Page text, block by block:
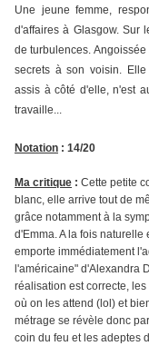
Une jeune femme,
d'affaires à Glasgow. Sur
de turbulences.
secrets à son voisin.
assis à côté d'elle, n'est
travaille...
Notation : 14/20
Ma critique : Cette petite
blanc, elle arrive tout de
grâce notamment à la
d'Emma. A la fois
emporte immédiatement
l'américaine" d'Alexandra
réalisation est correcte,
où on les attend (lol) et
métrage se révèle donc
coin du feu et les adeptes